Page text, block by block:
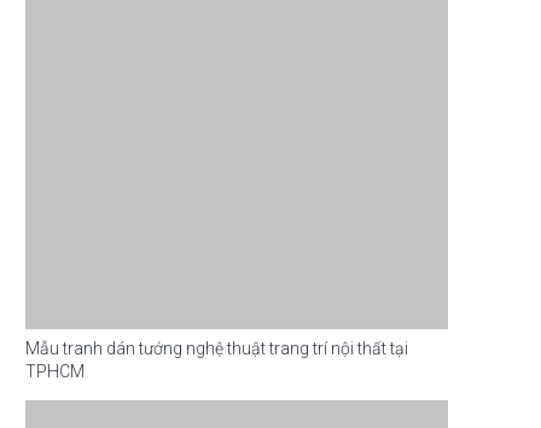
Mẫu tranh dán tướng nghệ thuật trang trí nội thất tại
TPHCM